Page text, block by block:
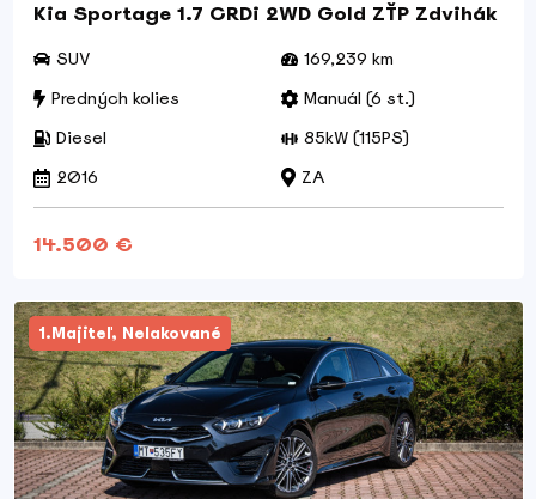
Kia Sportage 1.7 CRDi 2WD Gold ZŤP Zdvihák
SUV
169,239 km
Predných kolies
Manuál (6 st.)
Diesel
85kW (115PS)
2016
ZA
14.500 €
1.Majiteľ, Nelakované